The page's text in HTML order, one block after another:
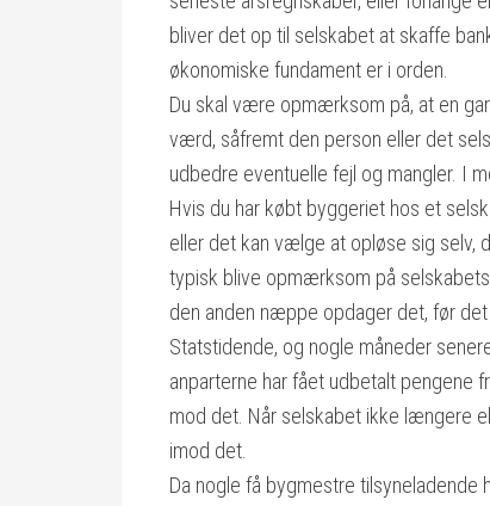
bliver det op til selskabet at skaffe
økonomiske fundament er i orden.
Du skal være opmærksom på, at en
værd, såfremt den person eller det
udbedre eventuelle fejl og mangler. I
Hvis du har købt byggeriet hos et
eller det kan vælge at opløse sig selv,
typisk blive opmærksom på
den anden næppe opdager det, før
Statstidende, og nogle måneder
anparterne har fået udbetalt pengene
mod det. Når selskabet ikke længere
imod det.
Da nogle få bygmestre tilsyneladende